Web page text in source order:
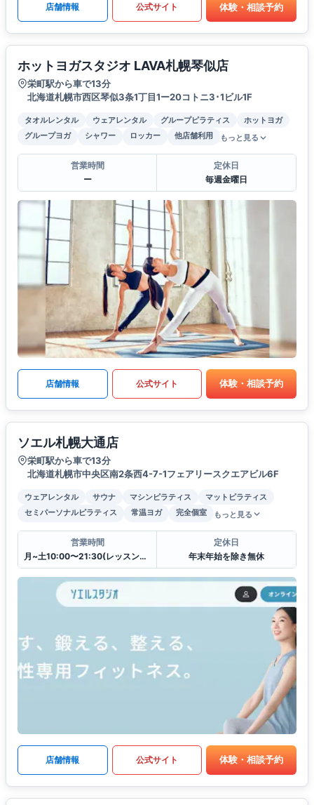
店舗情報 公式サイト 体験・相談予約
ホットヨガスタジオ LAVA札幌琴似店
栄町駅から車で13分
北海道札幌市西区琴似3条1丁目1ー20コトニ3･1ビル1F
タオルレンタル ウェアレンタル グループピラティス
ホットヨガ
グループヨガ
シャワー ロッカー 他店舗利用 もっと見る
営業時間
ー
定休日
毎週金曜日
店舗情報 公式サイト 体験・相談予約
ソエル札幌大通店
栄町駅から車で13分
北海道札幌市中央区南2条西4-7-1フェアリースクエアビル6F
ウェアレンタル サウナ マシンピラティス
マットピラティス
セミパーソナルピラティス
常温ヨガ 完全個室 もっと見る
営業時間
月~土10:00〜21:30(レッスンは21:00まで),日祝10:30〜20:30(レッスンは20:00まで)
定休日
年末年始を除き無休
店舗情報 公式サイト 体験・相談予約